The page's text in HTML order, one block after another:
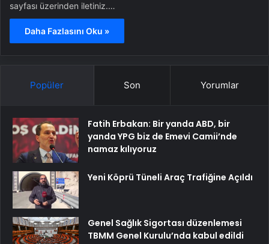
sayfası üzerinden iletiniz.…
Daha Fazlasını Oku »
Popüler Son Yorumlar
Fatih Erbakan: Bir yanda ABD, bir
yanda YPG biz de Emevi Camii’nde
namaz kılıyoruz
Yeni Köprü Tüneli Araç Trafiğine Açıldı
Genel Sağlık Sigortası düzenlemesi
TBMM Genel Kurulu’nda kabul edildi